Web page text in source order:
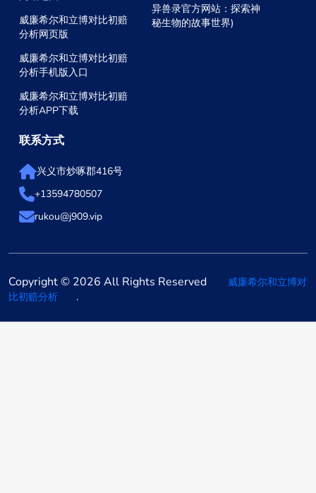
威廉希尔和立博对比初赔
分析网页版
威廉希尔和立博对比初赔
分析手机版入口
威廉希尔和立博对比初赔
分析APP下载
异兽录官方网站：探索神
秘生物的故事世界)
联系方式
兴义市炒啄郡416号
+13594780507
rukou@j909.vip
Copyright © 2026 All Rights Reserved
威廉希尔和立博对
比初赔分析
.